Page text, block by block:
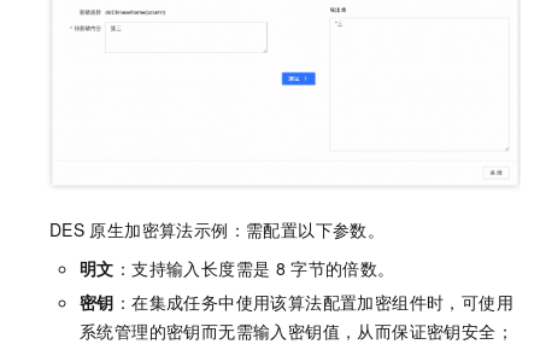
DES 原生加密算法示例：需配置以下参数。
明文 ：支持输入长度需是 8 字节的倍数。
密钥 ：在集成任务中使用该算法配置加密组件时，可使用
系统管理的密钥而无需输入密钥值，从而保证密钥安全；